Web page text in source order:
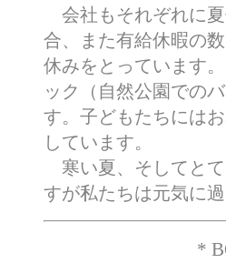
会社もそれぞれに
合、また有給休暇の
休みをとっています
ック（自然公園での
す。子どもたちには
しています。
寒い夏、そしてと
すが私たちは元気に過
*